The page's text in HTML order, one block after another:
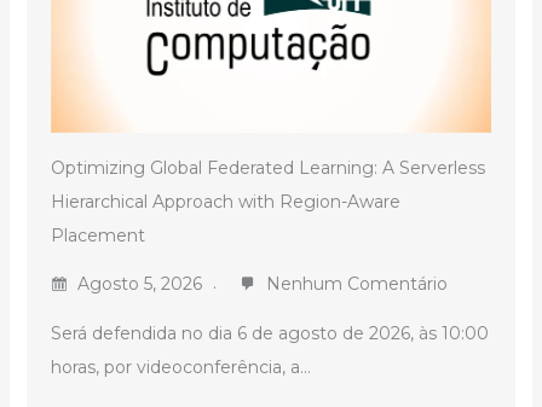
Optimizing Global Federated Learning: A Serverless
Hierarchical Approach with Region-Aware
Placement
Agosto 5, 2026 Nenhum Comentário
Será defendida no dia 6 de agosto de 2026, às 10:00
horas, por videoconferência, a...